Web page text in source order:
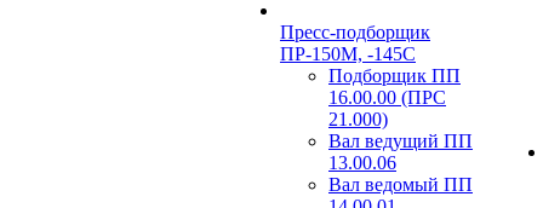
Пресс-подборщик
ПР-150М, -145С
Подборщик ПП
16.00.00 (ПРС
21.000)
Вал ведущий ПП
13.00.06
Вал ведомый ПП